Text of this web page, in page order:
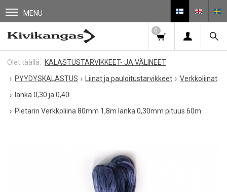
MENU
0
KALASTUSTARVIKKEET- JA VÄLINEET
PYYDYSKALASTUS
Liinat ja pauloitustarvikkeet
Verkkoliinat
lanka 0,30 ja 0,40
Pietarin Verkkoliina 80mm 1,8m lanka 0,30mm pituus 60m